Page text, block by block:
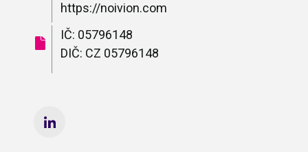
https://noivion.com
IČ: 05796148
DIČ: CZ 05796148